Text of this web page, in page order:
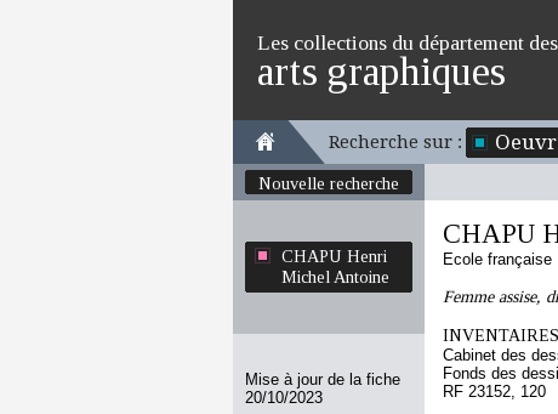
Les collections du département des
arts graphiques
Recherche sur :
Nouvelle recherche
CHAPU Henri
Michel Antoine
Mise à jour de la fiche
20/10/2023
CHAPU
Ecole française
Femme assise,
Cabinet des
Fonds des
RF 23152, 120